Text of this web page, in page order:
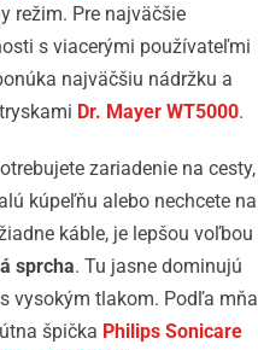
režim. Pre najväčšie
s viacerými používateľmi
najväčšiu nádržku a
Dr. Mayer WT5000.
zariadenie na cesty,
kúpeľňu alebo nechcete na
káble, je lepšou voľbou
sprcha. Tu jasne dominujú
vysokým tlakom. Podľa mňa
špička Philips Sonicare